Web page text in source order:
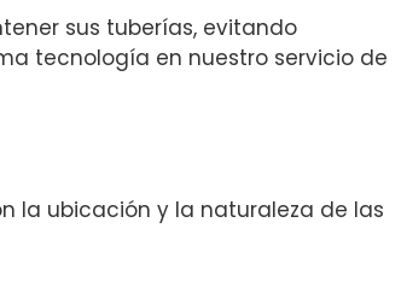
sus tuberías, evitando
tecnología en nuestro servicio de
la ubicación y la naturaleza de las